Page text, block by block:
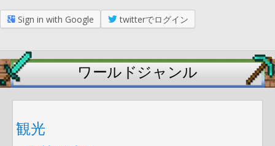
Sign in with Google twitterでログイン
ワールドジャンル
観光